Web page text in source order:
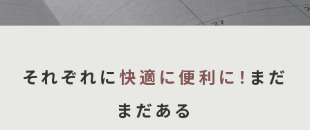
それぞれに 快適に便利に！ まだ
まだある